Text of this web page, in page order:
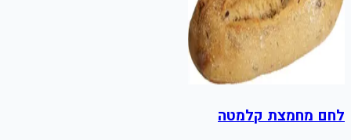
לחם מחמצת קלמטה